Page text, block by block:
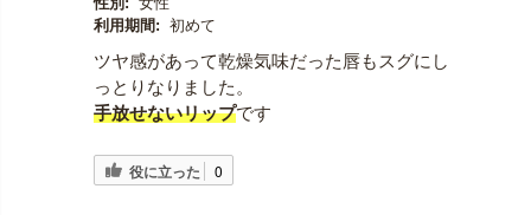
利用期間: 初めて
ツヤ感があって乾燥気味だった唇もスグにし
っとりなりました。
手放せないリップです
役に立った 0